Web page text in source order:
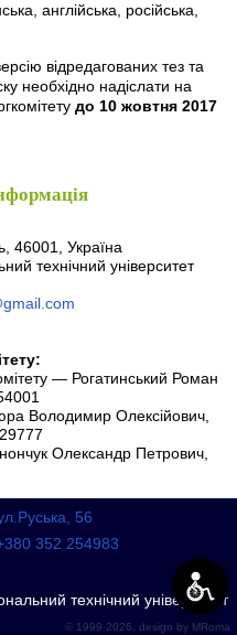
англійська, російська,
відредагованих тез та
необхідно надіслати на
до 10 жовтня 2017
46001, Україна
технічний університет
— Рогатинський Роман
Володимир Олексійович,
Олександр Петрович,
56
352 254983
технічний університет
© 1999-2026, design by MRoma